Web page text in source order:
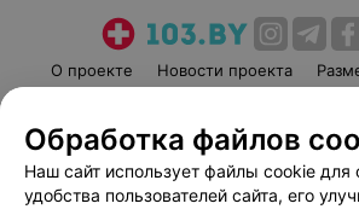
О проекте Новости проекта
Пользовательское соглашение
Вакансии
Партнеры
Написать руководителю
Обработка файлов
Наш сайт использует файлы cookie для
удобства пользователей сайта, его